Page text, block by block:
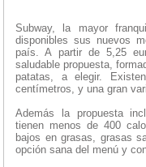
Subway, la mayor
disponibles sus nuevos
país. A partir de 5,25
saludable propuesta,
patatas, a elegir.
centímetros, y una gran
Además la propuesta
tienen menos de 400
bajos en grasas, grasas
opción sana del menú y